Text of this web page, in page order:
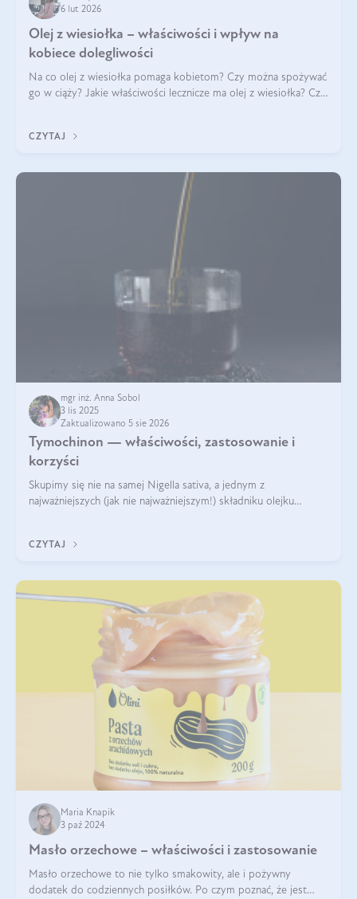
6 lut 2026
Olej z wiesiołka – właściwości i wpływ na
kobiece dolegliwości
Na co olej z wiesiołka pomaga kobietom? Czy można spożywać
go w ciąży? Jakie właściwości lecznicze ma olej z wiesiołka? Czy
CZYTAJ
mgr inż. Anna Sobol
3 lis 2025
Zaktualizowano 5 sie 2026
Tymochinon — właściwości, zastosowanie i
korzyści
Skupimy się nie na samej Nigella sativa, a jednym z
najważniejszych (jak nie najważniejszym!) składniku olejku
CZYTAJ
Maria Knapik
3 paź 2024
Masło orzechowe – właściwości i zastosowanie
Masło orzechowe to nie tylko smakowity, ale i pożywny
dodatek do codziennych posiłków. Po czym poznać, że jest